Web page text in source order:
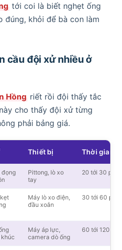
tới coi là biết nghẹt ống
đúng, khỏi để bà con làm
cầu đội xử nhiều ở
Hồng riết rồi đội thấy tắc
cho thấy đội xử từng
phải bảng giá.
Thiết bị Thời gian
đọng
Pittong, lò xo
tay
20 tới 30 phút
Máy lò xo điện,
đầu xoắn
30 tới 60 phút
Máy áp lực,
camera dò ống
60 tới 120